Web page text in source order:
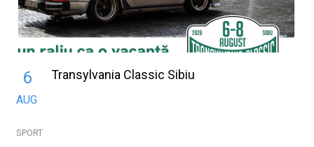
6
AUG
Transylvania Classic Sibiu
SPORT